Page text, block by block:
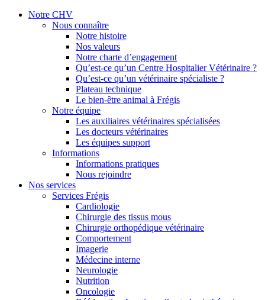
Notre CHV
Nous connaître
Notre histoire
Nos valeurs
Notre charte d’engagement
Qu’est-ce qu’un Centre Hospitalier Vétérinaire ?
Qu’est-ce qu’un vétérinaire spécialiste ?
Plateau technique
Le bien-être animal à Frégis
Notre équipe
Les auxiliaires vétérinaires spécialisées
Les docteurs vétérinaires
Les équipes support
Informations
Informations pratiques
Nous rejoindre
Nos services
Services Frégis
Cardiologie
Chirurgie des tissus mous
Chirurgie orthopédique vétérinaire
Comportement
Imagerie
Médecine interne
Neurologie
Nutrition
Oncologie